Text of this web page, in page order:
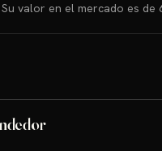
valor en el mercado es de